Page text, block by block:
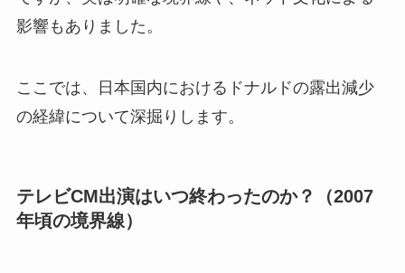
影響もありました。
ここでは、日本国内におけるドナルドの露出減少
の経緯について深掘りします。
テレビCM出演はいつ終わったのか？（2007
年頃の境界線）